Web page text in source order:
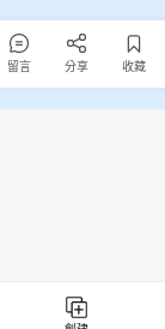
留言 分享 收藏